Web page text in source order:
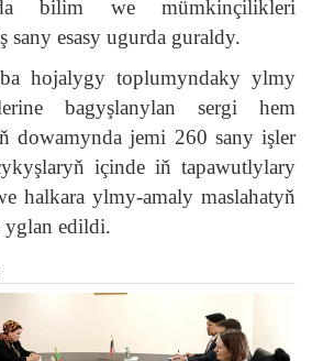
bilim we mümkinçilikleri
sany esasy ugurda guraldy.
hojalygy toplumyndaky ylmy
bagyşlanylan sergi hem
dowamynda jemi 260 sany işler
içinde iň tapawutlylary
halkara ylmy-amaly maslahatyň
edildi.